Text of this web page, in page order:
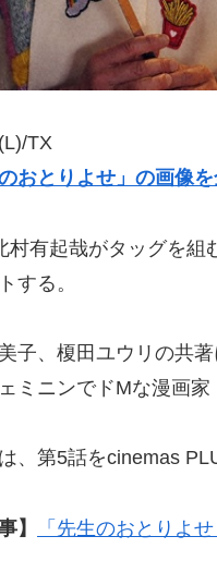
TX
おとりよせ」の画像を
村有起哉がタッグを組
する。
子、榎田ユウリの共
ミニンでドMな漫画家
、第5話をcinemas
】 「先生のおとりよ